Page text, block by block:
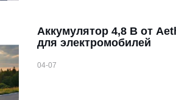
Аккумулятор 4,8 В от
для электромобилей
04-07